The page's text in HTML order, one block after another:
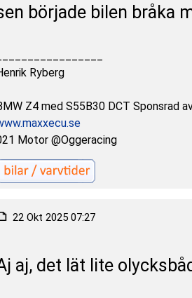
började bilen bråka
Ryberg
Z4 med S55B30 DCT Sponsrad
Motor @Oggeracing
22 Okt 2025 07:27
aj, det lät lite